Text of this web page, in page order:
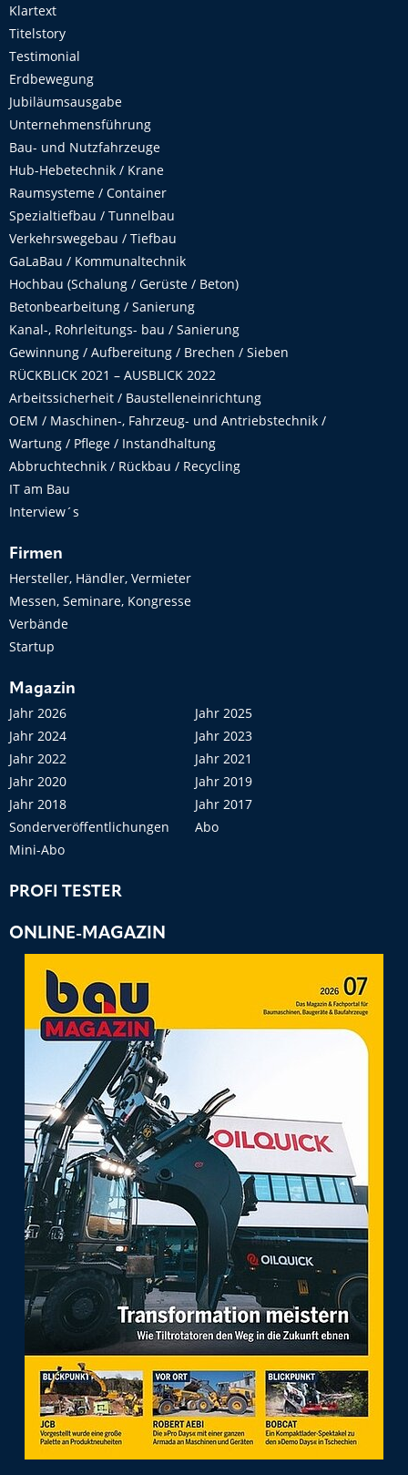
Klartext
Titelstory
Testimonial
Erdbewegung
Jubiläumsausgabe
Unternehmensführung
Bau- und Nutzfahrzeuge
Hub-Hebetechnik / Krane
Raumsysteme / Container
Spezialtiefbau / Tunnelbau
Verkehrswegebau / Tiefbau
GaLaBau / Kommunaltechnik
Hochbau (Schalung / Gerüste / Beton)
Betonbearbeitung / Sanierung
Kanal-, Rohrleitungs- bau / Sanierung
Gewinnung / Aufbereitung / Brechen / Sieben
RÜCKBLICK 2021 – AUSBLICK 2022
Arbeitssicherheit / Baustelleneinrichtung
OEM / Maschinen-, Fahrzeug- und Antriebstechnik /
Wartung / Pflege / Instandhaltung
Abbruchtechnik / Rückbau / Recycling
IT am Bau
Interview´s
Firmen
Hersteller, Händler, Vermieter
Messen, Seminare, Kongresse
Verbände
Startup
Magazin
Jahr 2026
Jahr 2025
Jahr 2024
Jahr 2023
Jahr 2022
Jahr 2021
Jahr 2020
Jahr 2019
Jahr 2018
Jahr 2017
Sonderveröffentlichungen
Abo
Mini-Abo
PROFI TESTER
ONLINE-MAGAZIN